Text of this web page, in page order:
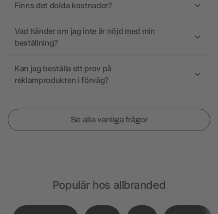
Finns det dolda kostnader?
Vad händer om jag inte är nöjd med min
beställning?
Kan jag beställa ett prov på
reklamprodukten i förväg?
Se alla vanliga frågor
Populär hos allbranded